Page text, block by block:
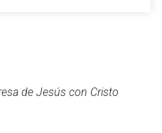
de Jesús con Cristo